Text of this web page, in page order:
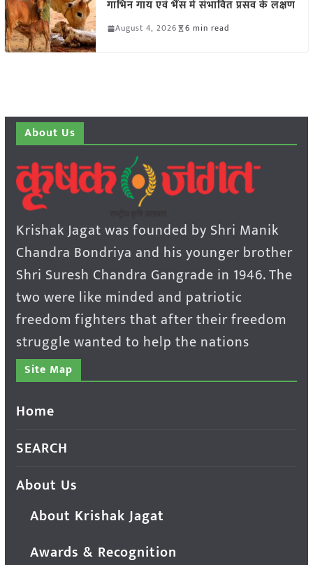
गाभिन गाय एवं भैंस में संभावित प्रसव के लक्षण
August 4, 2026 6 min read
About Us
Krishak Jagat was founded by Shri Manik
Chandra Bondriya and his younger brother
Shri Suresh Chandra Gangrade in 1946. The
two were like minded and patriotic
freedom fighters that after their freedom
struggle wanted to help the nations
Site Map
Home
SEARCH
About Us
About Krishak Jagat
Awards & Recognition